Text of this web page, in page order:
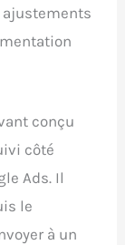
conçu
côté
Ads. Il
le
à un